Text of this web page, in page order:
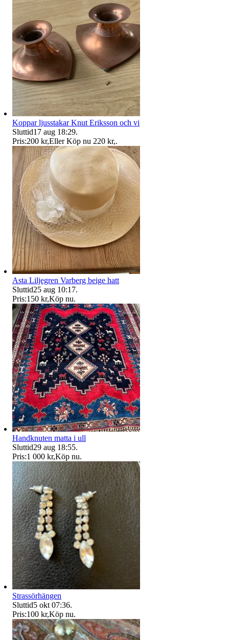
Koppar ljusstakar Knut Eriksson och vi
Sluttid17 aug 18:29.
Pris:200 kr,Eller Köp nu 220 kr,.
Asta Liljegren Varberg beige hatt
Sluttid25 aug 10:17.
Pris:150 kr,Köp nu.
Handknuten matta i ull
Sluttid29 aug 18:55.
Pris:1 000 kr,Köp nu.
Strassörhängen
Sluttid5 okt 07:36.
Pris:100 kr,Köp nu.